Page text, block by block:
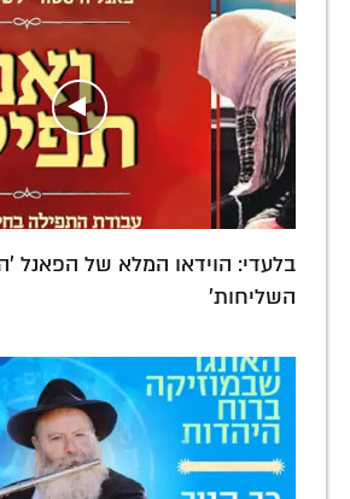
בלעדי: הוידאו המלא של הפאנל
השליחות'